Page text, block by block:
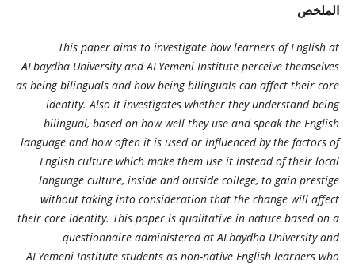
الملخص
This paper aims to investigate how learners of English at
ALbaydha University and ALYemeni Institute perceive themselves
as being bilinguals and how being bilinguals can affect their core
identity. Also it investigates whether they understand being
bilingual, based on how well they use and speak the English
language and how often it is used or influenced by the factors of
English culture which make them use it instead of their local
language culture, inside and outside college, to gain prestige
without taking into consideration that the change will affect
their core identity. This paper is qualitative in nature based on a
questionnaire administered at ALbaydha University and
ALYemeni Institute students as non-native English learners who